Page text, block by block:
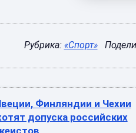
Рубрика: «Спорт»
Финляндии и Чехии
допуска российских